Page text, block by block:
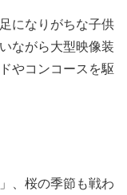
になりがちな子供
ながら大型映像装
やコンコースを駆
、桜の季節も戦わ